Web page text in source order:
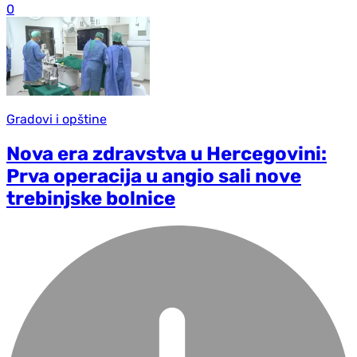
0
Gradovi i opštine
Nova era zdravstva u Hercegovini:
Prva operacija u angio sali nove
trebinjske bolnice